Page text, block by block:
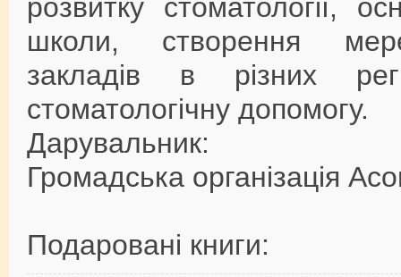
розвитку стоматології,
школи, створення
закладів в різних
стоматологічну допомогу.
Дарувальник:
Громадська організація
Подаровані книги: